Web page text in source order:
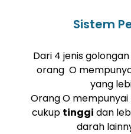
Sistem
Dari 4 jenis golongan
orang O
yang
Orang O mempunyai
cukup tinggi dan
darah